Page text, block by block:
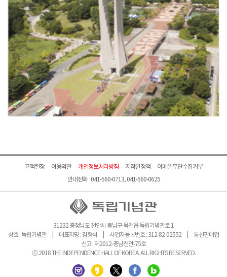
고객헌장 이용약관 개인정보처리방침 저작권정책
이메일무단수집거부
안내전화 041-560-0713, 041-560-0625
31232 충청남도 천안시 동남구 목천읍 독립기념관로 1
상호 : 독립기념관 | 대표자명 : 김형석 | 사업자등록번호 : 312-82-02552 | 통신판매업
신고 : 제2012-충남천안-75호
ⓒ 2018 THE INDEPENDENCE HALL OF KOREA. ALL RIGHTS RESERVED.